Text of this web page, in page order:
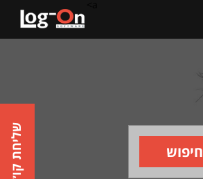
חיפוש שליחת קו״ח